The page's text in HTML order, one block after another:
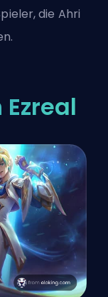
die Ahri